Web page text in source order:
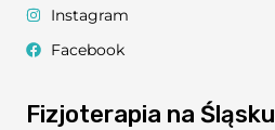
Instagram
Facebook
Fizjoterapia na Śląsku